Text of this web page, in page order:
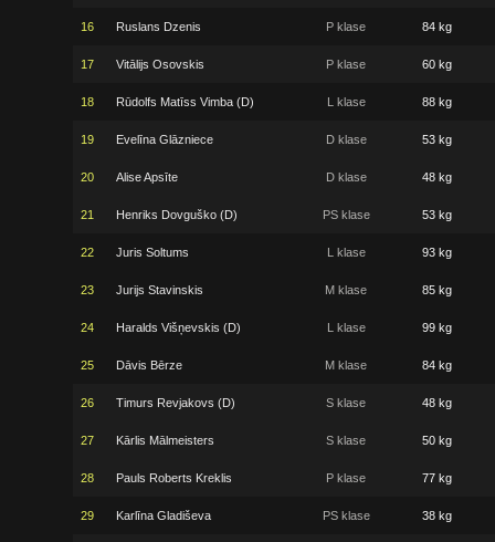
16 Ruslans Dzenis P klase 84 kg
17 Vitālijs Osovskis P klase 60 kg
18 Rūdolfs Matīss Vimba (D) L klase 88 kg
19 Evelīna Glāzniece D klase 53 kg
20 Alise Apsīte D klase 48 kg
21 Henriks Dovguško (D) PS klase 53 kg
22 Juris Soltums L klase 93 kg
23 Jurijs Stavinskis M klase 85 kg
24 Haralds Višņevskis (D) L klase 99 kg
25 Dāvis Bērze M klase 84 kg
26 Timurs Revjakovs (D) S klase 48 kg
27 Kārlis Mālmeisters S klase 50 kg
28 Pauls Roberts Kreklis P klase 77 kg
29 Karlīna Gladiševa PS klase 38 kg